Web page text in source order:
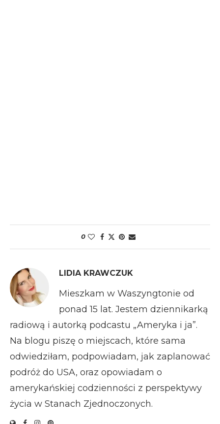
0
LIDIA KRAWCZUK
Mieszkam w Waszyngtonie od
ponad 15 lat. Jestem dziennikarką
radiową i autorką podcastu „Ameryka i ja”.
Na blogu piszę o miejscach, które sama
odwiedziłam, podpowiadam, jak zaplanować
podróż do USA, oraz opowiadam o
amerykańskiej codzienności z perspektywy
życia w Stanach Zjednoczonych.